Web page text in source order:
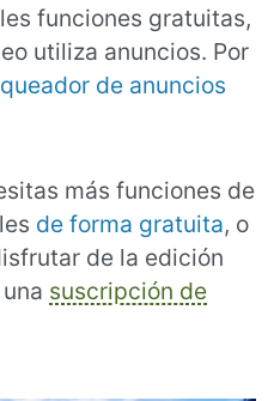
funciones gratuitas,
utiliza anuncios. Por
de anuncios
más funciones de
de forma gratuita, o
de la edición
suscripción de